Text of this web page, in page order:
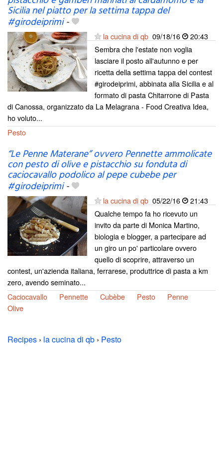
Sicilia nel piatto per la settima tappa del
#girodeiprimi-
la cucina di qb 09/18/16
20:43
Sembra che l'estate non voglia
lasciare il posto all'autunno e per
ricetta della settima tappa del contest
#girodeiprimi, abbinata alla Sicilia e al
formato di pasta Chitarrone di Pasta
di Canossa, organizzato da La Melagrana - Food Creativa Idea,
ho voluto...
Pesto
“Le Penne Materane” ovvero Pennette ammolicate
con pesto di olive e pistacchio su fonduta di
caciocavallo podolico al pepe cubebe per
#girodeiprimi-
la cucina di qb 05/22/16
21:43
Qualche tempo fa ho ricevuto un
invito da parte di Monica Martino,
biologia e blogger, a partecipare ad
un giro un po' particolare ovvero
quello di scoprire, attraverso un
contest, un'azienda italiana, ferrarese, produttrice di pasta a km
zero, avendo seminato...
Caciocavallo
Pennette Cubèbe Pesto
Penne
Olive
Recipes › la cucina di qb › Pesto